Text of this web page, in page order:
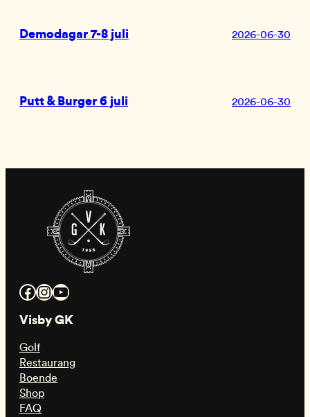
Demodagar 7-8 juli 2026-06-30
Putt & Burger 6 juli 2026-06-30
Facebook InstagramYouTube
Visby GK
Golf
Restaurang
Boende
Shop
FAQ